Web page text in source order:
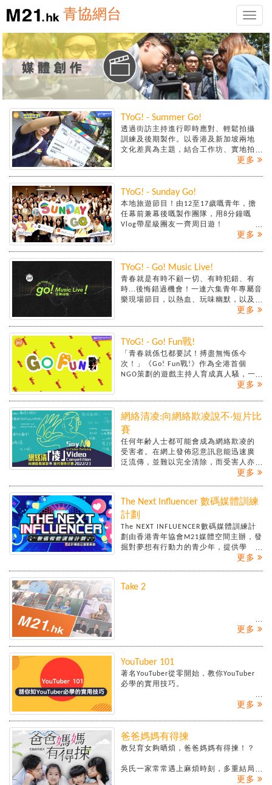
Toggle
青協網台
TYoG! - Summer Go!
透過街訪主持進行即時應對、輕鬆拍攝
訓練及後期製作。以香港及新加坡兩地
文化差異為主題，結合工作坊、實地拍
攝與製作，為青年提供更多入門及實踐
更多
TYoG! - Sunday Go!
本地旅遊節目！由12至17歲嘅青年，擔
任幕前兼幕後嘅製作團隊，用8分鐘嘅
Vlog帶星級團友一齊周日遊！
更多
TYoG! - Go! Music Live!
青春就是有時不顧一切、有時犯錯、有
時...後悔錯過機會！一連六集青年專屬音
樂現場節目，以熱血、玩味幽默，以及
遺憾美為主題，用歌聲唱出他和她們的
更多
TYoG! - Go! Fun戰!
「青春就係乜都要試！搏盡無悔係今
次！」《Go! Fun戰!》作為全港首個
NGO策劃的遊戲主持人育成真人騷，一
連八集將會透過星級嘉賓岑珈其，以及
更多
網絡清凌:向網絡欺凌說不‧短片比
賽
任何年齢人士都可能會成為網絡欺凌的
受害者。在網上發佈惡意訊息能迅速廣
泛流傳，並難以完全清除，而受害人亦
未必能即時澄清或防備。在網絡欺凌造
為讓公眾認識及關注網絡欺凌的禍害，
香港東區崇德社與香港青年協會賽馬會
Media 21媒體空間攜手合作，舉辦網絡
清「凌」: 向網絡欺凌說不‧短片製作比賽
2022/23，邀請全港中小學生及公眾人
式、負面影響及處理方式，推動網絡上
更多
The Next Influencer 數碼媒體訓練
計劃
The NEXT INFLUENCER數碼媒體訓練計
劃由香港青年協會M21媒體空間主辦，發
掘對夢想有行動力的青少年，提供學
習、培訓及實踐機會，鼓勵青少年在追
立思考及判別力，並透過具社會意義的
整理，經歷完整的網絡內容創作旅程，
更多
Take 2
更多
YouTuber 101
著名YouTuber從零開始，教你YouTuber
必學的實用技巧。
更多
爸爸媽媽有得揀
教兒育女夠晒煩，爸爸媽媽有得揀！？
吳氏一家常常遇上麻煩時刻，多重結局
交由你去抉擇。到底怎樣才能化解困
更多